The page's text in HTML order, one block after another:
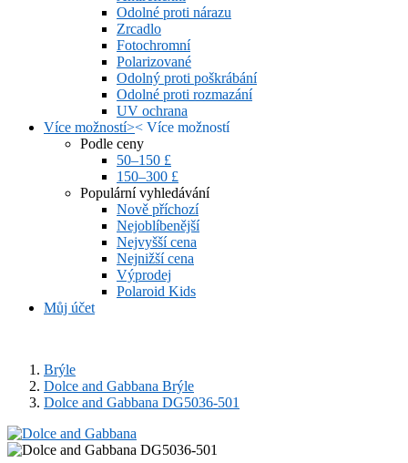
Odolné proti nárazu
Zrcadlo
Fotochromní
Polarizované
Odolný proti poškrábání
Odolné proti rozmazání
UV ochrana
Více možností>< Více možností
Podle ceny
50–150 £
150–300 £
Populární vyhledávání
Nově příchozí
Nejoblíbenější
Nejvyšší cena
Nejnižší cena
Výprodej
Polaroid Kids
Můj účet
Brýle
Dolce and Gabbana Brýle
Dolce and Gabbana DG5036-501